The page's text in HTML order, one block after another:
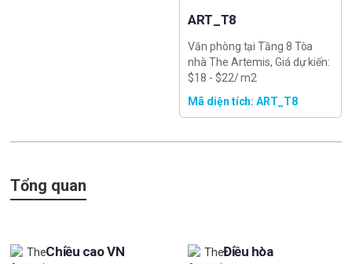
ART_T8
Văn phòng tại Tầng 8 Tòa
nhà The Artemis, Giá dự kiến:
$18 - $22/ m2
Mã diện tích: ART_T8
Tổng quan
Chiều cao VN Điều hòa